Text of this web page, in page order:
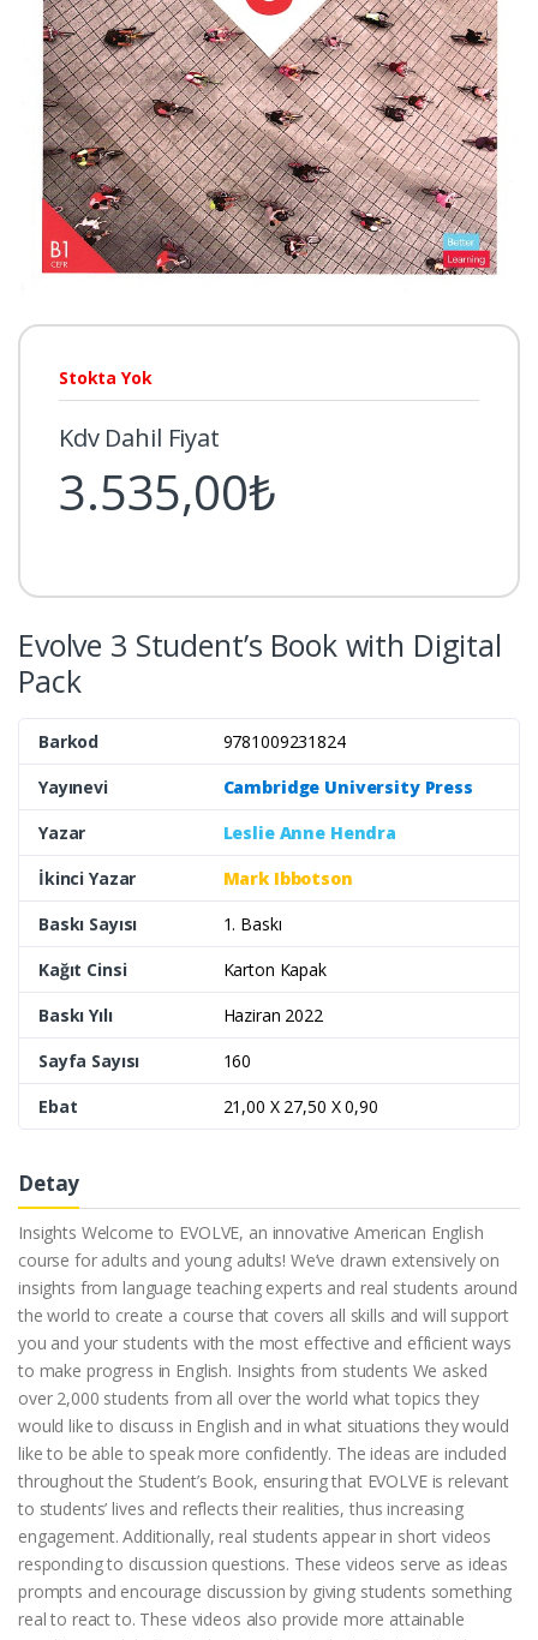
Evolve 3 Student’s Book with Digital
Pack
Barkod
9781009231824
Yayınevi
Cambridge University Press
Yazar
Leslie Anne Hendra
İkinci Yazar
Mark Ibbotson
Baskı Sayısı
1. Baskı
Kağıt Cinsi
Karton Kapak
Baskı Yılı
Haziran 2022
Sayfa Sayısı
160
Ebat
21,00 X 27,50 X 0,90
Stokta Yok
Kdv Dahil Fiyat
3.535,00₺
Detay
Insights Welcome to EVOLVE, an innovative American English
course for adults and young adults! We’ve drawn extensively on
insights from language teaching experts and real students around
the world to create a course that covers all skills and will support
you and your students with the most effective and efficient ways
to make progress in English. Insights from students We asked
over 2,000 students from all over the world what topics they
would like to discuss in English and in what situations they would
like to be able to speak more confidently. The ideas are included
throughout the Student’s Book, ensuring that EVOLVE is relevant
to students’ lives and reflects their realities, thus increasing
engagement. Additionally, real students appear in short videos
responding to discussion questions. These videos serve as ideas
prompts and encourage discussion by giving students something
real to react to. These videos also provide more attainable